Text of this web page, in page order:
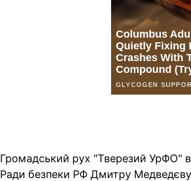
Громадський рух "Тверезий УрФО"
Ради безпеки РФ Дмитру Медведєву